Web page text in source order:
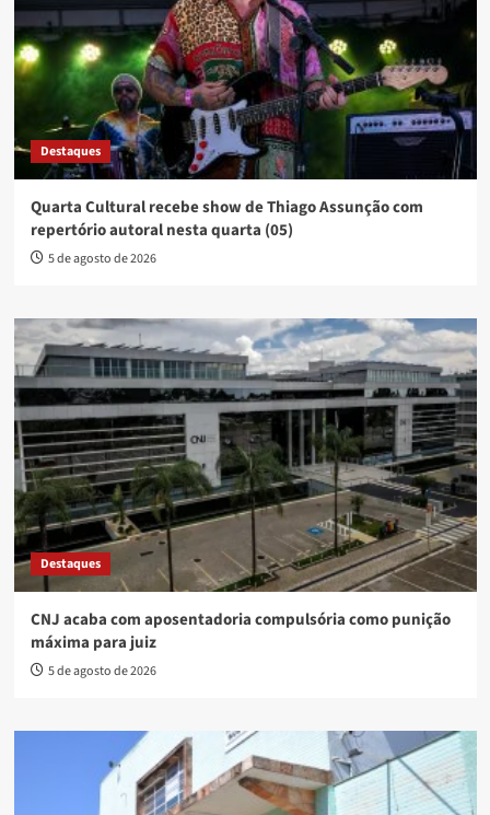
Destaques
Quarta Cultural recebe show de Thiago Assunção com
repertório autoral nesta quarta (05)
5 de agosto de 2026
Destaques
CNJ acaba com aposentadoria compulsória como punição
máxima para juiz
5 de agosto de 2026